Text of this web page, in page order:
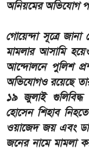
অনিয়মের অভিযোগ
গোয়েন্দা সূত্রে
মামলার আসামি
আন্দোলনে পুলিশ
অভিযোগও রয়েছে
১৯ জুলাই গুলিবিদ্ধ
হোসেন শিহাব
ওয়াজেদ জয় এবং
জনের নামে মামলা